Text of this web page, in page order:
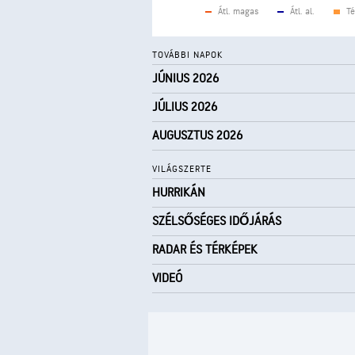
Átl. magas Átl. al.
TOVÁBBI NAPOK
JÚNIUS 2026
JÚLIUS 2026
AUGUSZTUS 2026
VILÁGSZERTE
HURRIKÁN
SZÉLSŐSÉGES IDŐJÁRÁS
RADAR ÉS TÉRKÉPEK
VIDEÓ